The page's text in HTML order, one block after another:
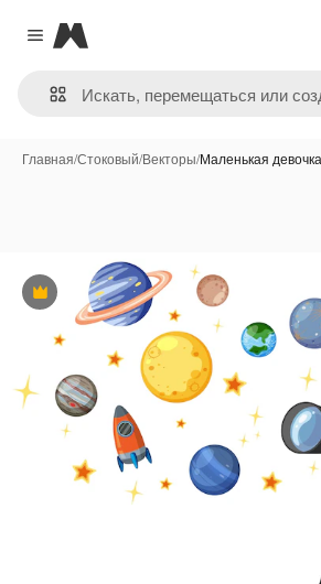
Close menu
Magnific
Главная/Стоковый/Векторы/Маленькая
Премиум